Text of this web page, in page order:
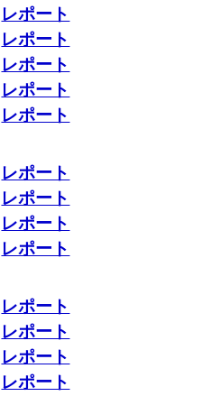
レポート
レポート
レポート
レポート
レポート
レポート
レポート
レポート
レポート
レポート
レポート
レポート
レポート